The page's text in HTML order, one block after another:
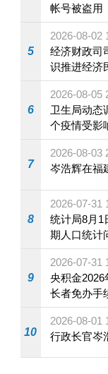
帐号被盗用
5
2026-08-02
经济财政司
识推进经济
6
2026-08-05
卫生局动态
个疫情受影
施
7
2026-08-03
岑浩辉在福
8
2026-07-31
统计局8月1日起派员
期人口统计
9
2026-07-31
央积金2026年
长者免办手
10
2026-08-01
行政长官岑